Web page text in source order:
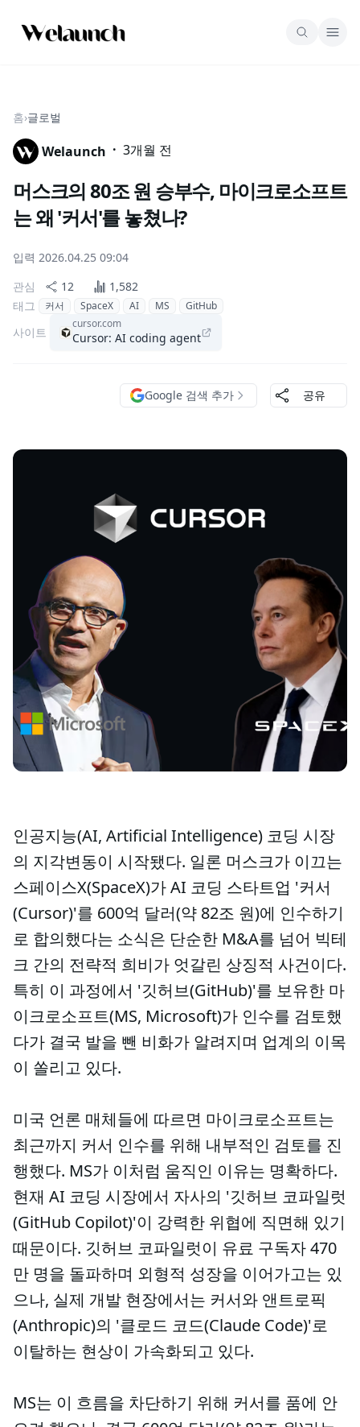
홈›글로벌
Welaunch · 3개월 전
머스크의 80조 원 승부수, 마이크로소프트
는 왜 '커서'를 놓쳤나?
입력 2026.04.25 09:04
관심
12
1,582
태그
커서 SpaceX AI MS GitHub
사이트
cursor.com
Cursor: AI coding agent
Google 검색 추가 공유
인공지능(AI, Artificial Intelligence) 코딩 시장
의 지각변동이 시작됐다. 일론 머스크가 이끄는
스페이스X(SpaceX)가 AI 코딩 스타트업 '커서
(Cursor)'를 600억 달러(약 82조 원)에 인수하기
로 합의했다는 소식은 단순한 M&A를 넘어 빅테
크 간의 전략적 희비가 엇갈린 상징적 사건이다.
특히 이 과정에서 '깃허브(GitHub)'를 보유한 마
이크로소프트(MS, Microsoft)가 인수를 검토했
다가 결국 발을 뺀 비화가 알려지며 업계의 이목
이 쏠리고 있다.
미국 언론 매체들에 따르면 마이크로소프트는
최근까지 커서 인수를 위해 내부적인 검토를 진
행했다. MS가 이처럼 움직인 이유는 명확하다.
현재 AI 코딩 시장에서 자사의 '깃허브 코파일럿
(GitHub Copilot)'이 강력한 위협에 직면해 있기
때문이다. 깃허브 코파일럿이 유료 구독자 470
만 명을 돌파하며 외형적 성장을 이어가고는 있
으나, 실제 개발 현장에서는 커서와 앤트로픽
(Anthropic)의 '클로드 코드(Claude Code)'로
이탈하는 현상이 가속화되고 있다.
MS는 이 흐름을 차단하기 위해 커서를 품에 안